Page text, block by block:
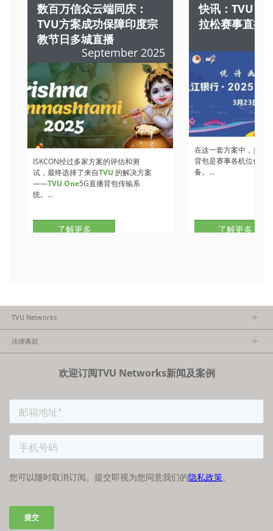
数百万信众云端同庆：
TVU方案成功保障印度宗
教节日多城直播
September 2025
ISKCON经过多家方案的评估和测
试，最终选择了来自TVU 的解决方案
——TVU One5G直播背包传输系
统。...
了解更多
快讯：TVU 方
拉松赛事直播
在这一套方案中，多部
背包是赛事各机位信号
备。...
了解更多
TVU Networks
法律条款
欢迎订阅TVU Networks新闻及案例